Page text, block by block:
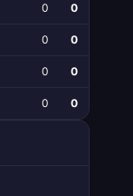
0 0
0 0
0 0
0 0